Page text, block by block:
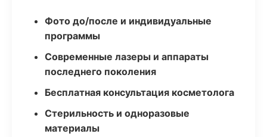
Фото до/после и индивидуальные
программы
Современные лазеры и аппараты
последнего поколения
Бесплатная консультация косметолога
Стерильность и одноразовые
материалы